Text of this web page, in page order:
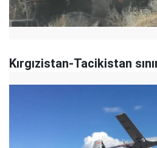
Kırgızistan-Tacikistan